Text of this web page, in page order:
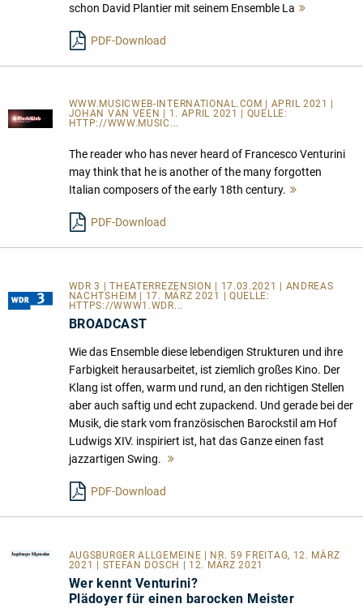
schon David Plantier mit seinem Ensemble La
PDF-Download
WWW.MUSICWEB-INTERNATIONAL.COM | APRIL 2021 |
JOHAN VAN VEEN | 1. APRIL 2021 | QUELLE:
HTTP://WWW.MUSIC...
The reader who has never heard of Francesco Venturini
may think that he is another of the many forgotten
Italian composers of the early 18th century.
PDF-Download
WDR 3 | THEATERREZENSION | 17.03.2021 | ANDREAS
NACHTSHEIM | 17. MÄRZ 2021 | QUELLE:
HTTPS://WWW1.WDR...
BROADCAST
Wie das Ensemble diese lebendigen Strukturen und ihre
Farbigkeit herausarbeitet, ist ziemlich großes Kino. Der
Klang ist offen, warm und rund, an den richtigen Stellen
aber auch saftig und echt zupackend. Und gerade bei der
Musik, die stark vom französischen Barockstil am Hof
Ludwigs XIV. inspiriert ist, hat das Ganze einen fast
jazzartigen Swing.
PDF-Download
AUGSBURGER ALLGEMEINE
| NR. 59 FREITAG, 12. MÄRZ
2021 | STEFAN DOSCH | 12. MÄRZ 2021
Wer kennt Venturini?
Plädoyer für einen barocken Meister